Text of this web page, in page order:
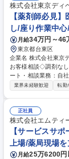
株式会社東京ディ
【薬剤師必見
し/座り作業中
月給34万円～46
東京都台東区
企業名 株式会社東京ディベロ 求人名 【薬剤師必見】
お客様相談◇調剤なし／座り作
ート・相談業務：自
お客様からの「お薬
よび適正広告基準に
広告」「商品パッケ
QP）業務：卸売販
「各種手順書の作成
業務は備考欄に記載しております！ 募集職
質管理・お客様相談◇
業界未経験歓迎 転勤
正社員
株式会社エムティ
【サービスサ
上場/薬局現場
月給25万6200円